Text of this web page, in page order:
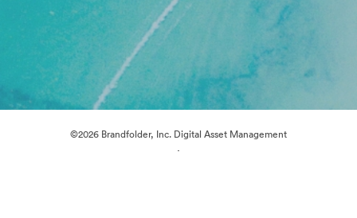
©2026 Brandfolder, Inc. Digital Asset Management
·